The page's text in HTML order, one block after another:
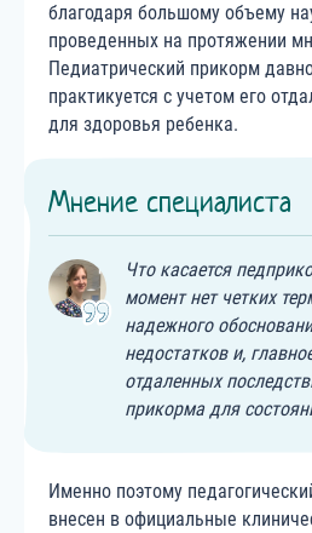
благодаря большому объему
проведенных на протяжении
Педиатрический прикорм
практикуется с учетом его
для здоровья ребенка.
Мнение специалиста
Что касается
момент нет четких
надежного
недостатков и,
отдаленных
прикорма для
Именно поэтому
внесен в официальные